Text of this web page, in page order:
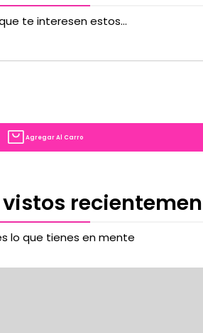
te interesen estos...
Agregar Al Carro
vistos
lo que tienes en mente